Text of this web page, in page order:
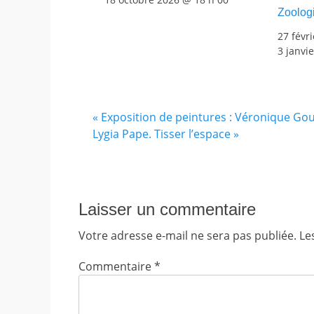
27
3
« Exposition de peintures : Véronique
Lygia Pape. Tisser l’espace»
Laisser un commentaire
Votre adresse e-mail ne sera pas publiée.
Commentaire*